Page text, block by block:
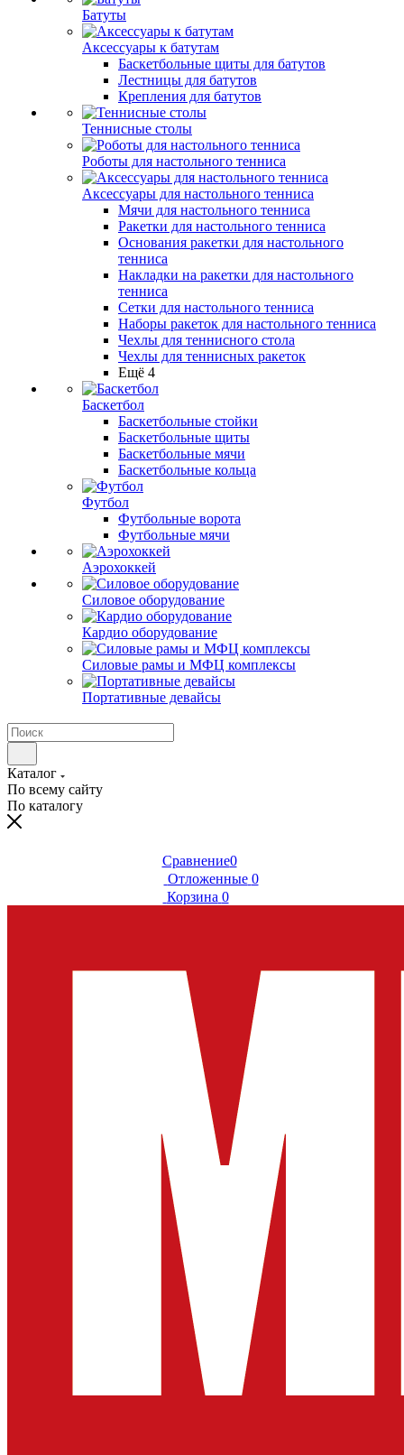
Батуты
Аксессуары к батутам
Баскетбольные щиты для батутов
Лестницы для батутов
Крепления для батутов
Теннисные столы
Роботы для настольного тенниса
Аксессуары для настольного тенниса
Мячи для настольного тенниса
Ракетки для настольного тенниса
Основания ракетки для настольного
тенниса
Накладки на ракетки для настольного
тенниса
Сетки для настольного тенниса
Наборы ракеток для настольного тенниса
Чехлы для теннисного стола
Чехлы для теннисных ракеток
Ещё 4
Баскетбол
Баскетбольные стойки
Баскетбольные щиты
Баскетбольные мячи
Баскетбольные кольца
Футбол
Футбольные ворота
Футбольные мячи
Аэрохоккей
Силовое оборудование
Кардио оборудование
Силовые рамы и МФЦ комплексы
Портативные девайсы
Каталог
По всему сайту
По каталогу
Сравнение0
Отложенные 0
Корзина 0